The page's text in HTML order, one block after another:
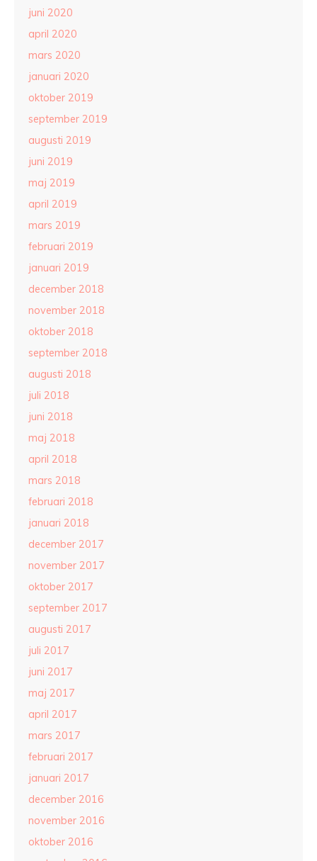
juni 2020
april 2020
mars 2020
januari 2020
oktober 2019
september 2019
augusti 2019
juni 2019
maj 2019
april 2019
mars 2019
februari 2019
januari 2019
december 2018
november 2018
oktober 2018
september 2018
augusti 2018
juli 2018
juni 2018
maj 2018
april 2018
mars 2018
februari 2018
januari 2018
december 2017
november 2017
oktober 2017
september 2017
augusti 2017
juli 2017
juni 2017
maj 2017
april 2017
mars 2017
februari 2017
januari 2017
december 2016
november 2016
oktober 2016